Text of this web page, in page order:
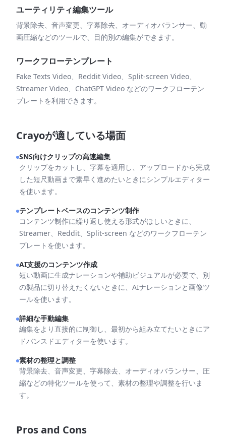
ユーティリティ編集ツール
背景除去、音声変更、字幕除去、オーディオバランサー、動
画圧縮などのツールで、目的別の編集ができます。
ワークフローテンプレート
Fake Texts Video、Reddit Video、Split-screen Video、
Streamer Video、ChatGPT Video などのワークフローテン
プレートを利用できます。
Crayoが適している場面
SNS向けクリップの高速編集
クリップをカットし、字幕を適用し、アップロードから完成
した短尺動画まで素早く進めたいときにシンプルエディター
を使います。
テンプレートベースのコンテンツ制作
コンテンツ制作に繰り返し使える形式がほしいときに、
Streamer、Reddit、Split-screen などのワークフローテン
プレートを使います。
AI支援のコンテンツ作成
短い動画に生成ナレーションや補助ビジュアルが必要で、別
の製品に切り替えたくないときに、AIナレーションと画像ツ
ールを使います。
詳細な手動編集
編集をより直接的に制御し、最初から組み立てたいときにア
ドバンスドエディターを使います。
素材の整理と調整
背景除去、音声変更、字幕除去、オーディオバランサー、圧
縮などの特化ツールを使って、素材の整理や調整を行いま
す。
Pros and Cons